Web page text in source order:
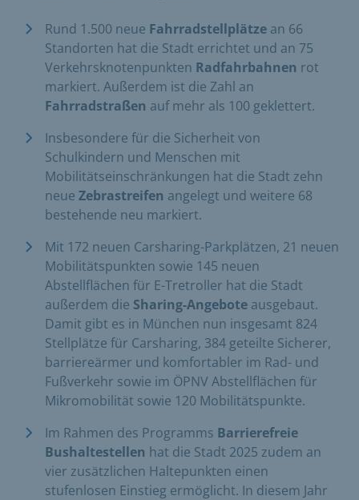
Rund 1.500 neue Fahrradstellplätze an 66
Standorten hat die Stadt errichtet und an 75
Verkehrsknotenpunkten Radfahrbahnen rot
markiert. Außerdem ist die Zahl an
Fahrradstraßen auf mehr als 100 geklettert.
Insbesondere für die Sicherheit von
Schulkindern und Menschen mit
Mobilitätseinschränkungen hat die Stadt zehn
neue Zebrastreifen angelegt und weitere 68
bestehende neu markiert.
Mit 172 neuen Carsharing-Parkplätzen, 21 neuen
Mobilitätspunkten sowie 145 neuen
Abstellflächen für E-Tretroller hat die Stadt
außerdem die Sharing-Angebote ausgebaut.
Damit gibt es in München nun insgesamt 824
Stellplätze für Carsharing, 384 geteilte Sicherer,
barriereärmer und komfortabler im Rad- und
Fußverkehr sowie im ÖPNV Abstellflächen für
Mikromobilität sowie 120 Mobilitätspunkte.
Im Rahmen des Programms Barrierefreie
Bushaltestellen hat die Stadt 2025 zudem an
vier zusätzlichen Haltepunkten einen
stufenlosen Einstieg ermöglicht. In diesem Jahr